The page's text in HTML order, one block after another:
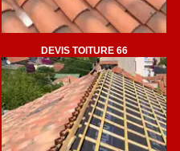
DEVIS TOITURE 66